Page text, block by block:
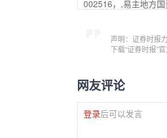
002516，,易主地方国
声明：证券时报
下载“证券时报”
网友评论
登录后可以发言